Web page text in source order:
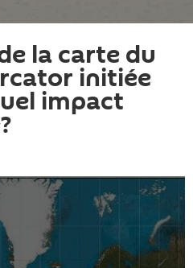
la carte du
initiée
impact